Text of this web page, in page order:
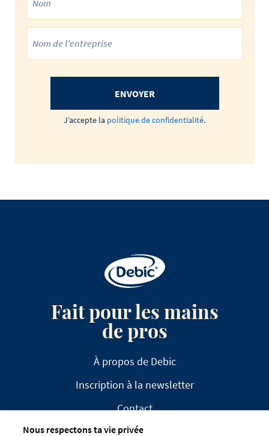
ENVOYER
J’accepte la politique de confidentialité.
Fait pour les mains
de pros
À propos de Debic
Inscription à la newsletter
Contact
FAQ
Nous respectons ta vie privée